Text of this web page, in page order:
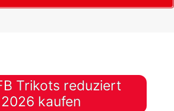
Trikots reduziert
2026 kaufen